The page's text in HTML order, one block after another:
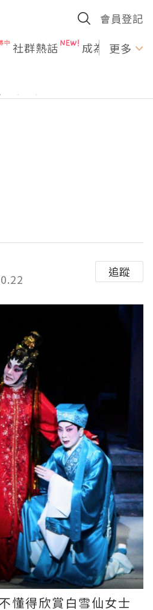
會員登記
社群熱話 成為U更多
追蹤
懂得欣賞白雪仙女士